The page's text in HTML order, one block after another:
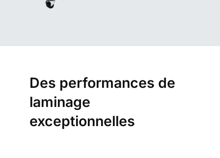
Des performances de
laminage
exceptionnelles